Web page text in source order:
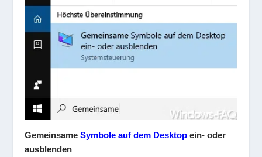
GemeinsameSymbole auf dem Desktop ein- oder
ausblenden